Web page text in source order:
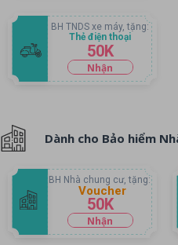
Thẻ điện thoại
50K
BH TNDS xe máy, tặng:
Nhận
voucher
50K
Voucher
BH Nhà chung cư, tặng:
Nhận
voucher
Dành cho Bảo hiểm